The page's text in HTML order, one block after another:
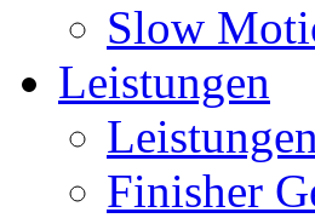
Slow
Leistungen
Leistungen
Finisher